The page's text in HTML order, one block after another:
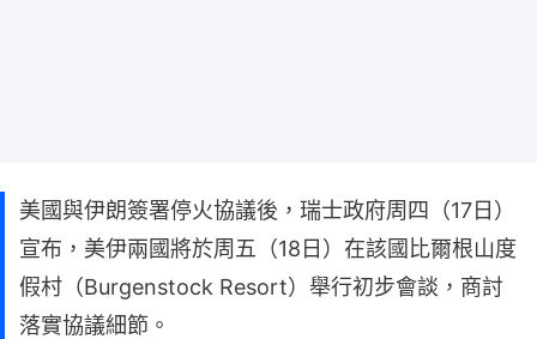
美國與伊朗簽署停火協議後，瑞士政府周四（17日）
宣布，美伊兩國將於周五（18日）在該國比爾根山度
假村（Burgenstock Resort）舉行初步會談，商討
落實協議細節。